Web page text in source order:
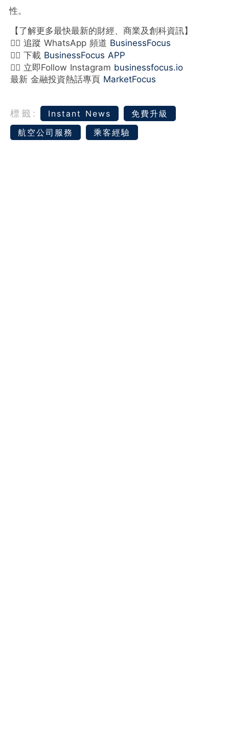
性。
【了解更多最快最新的財經、商業及創科資訊】
👉🏻 追蹤 WhatsApp 頻道 BusinessFocus
👉🏻 下載 BusinessFocus APP
👉🏻 立即Follow Instagram businessfocus.io
最新 金融投資熱話專頁 MarketFocus
標籤: Instant News
免費升級
航空公司服務
乘客經驗